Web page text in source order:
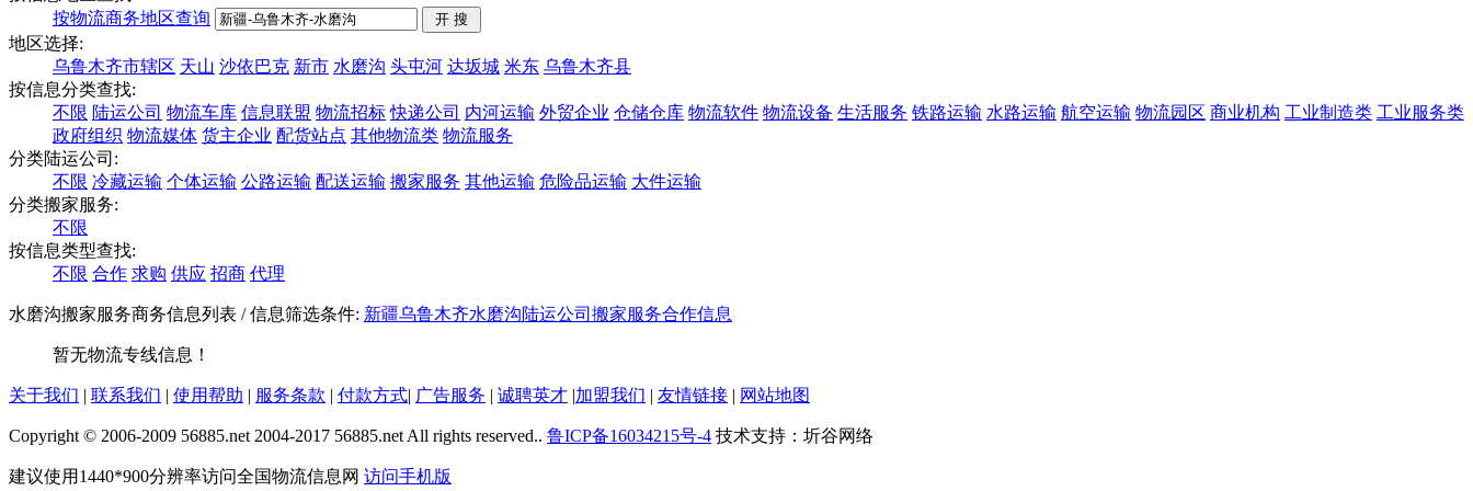
按物流商务地区查询
地区选择:
乌鲁木齐市辖区 天山 沙依巴克 新市 水磨沟 头屯河 达坂城 米东 乌鲁木齐县
按信息分类查找:
不限 陆运公司 物流车库 信息联盟 物流招标 快递公司 内河运输 外贸企业 仓储仓库 物流软件 物流设备 生活服务 铁路运输 水路运输 航空运输 物流园区 商业机构 工业制造类 工业服务类
政府组织 物流媒体 货主企业 配货站点 其他物流类 物流服务
分类陆运公司:
不限 冷藏运输 个体运输 公路运输 配送运输 搬家服务 其他运输 危险品运输 大件运输
分类搬家服务:
不限
按信息类型查找:
不限 合作 求购 供应 招商 代理
水磨沟搬家服务商务信息列表 / 信息筛选条件: 新疆乌鲁木齐水磨沟陆运公司 搬家服务合作信息
暂无物流专线信息！
关于我们 | 联系我们 | 使用帮助 | 服务条款 | 付款方式| 广告服务 | 诚聘英才 |加盟我们 | 友情链接 | 网站地图
Copyright © 2006-2009 56885.net 2004-2017 56885.net All rights reserved.. 鲁ICP备16034215号-4 技术支持：圻谷网络
建议使用1440*900分辨率访问全国物流信息网 访问手机版